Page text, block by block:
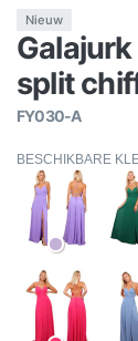
Nieuw
split
FY030-A
BESCHIKBARE